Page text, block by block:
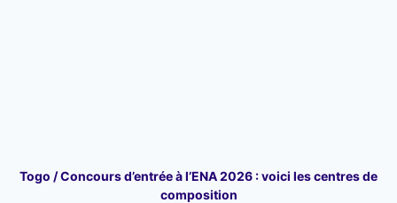
Togo / Concours d’entrée à l’ENA 2026 : voici les centres de
composition